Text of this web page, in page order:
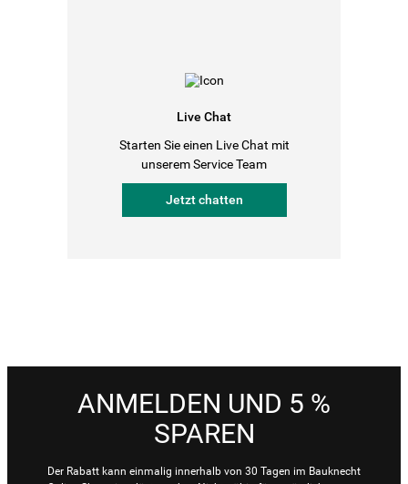
Live Chat
Starten Sie einen Live Chat mit
unserem Service Team
Jetzt chatten
ANMELDEN UND 5 %
SPAREN
Der Rabatt kann einmalig innerhalb von 30 Tagen im Bauknecht